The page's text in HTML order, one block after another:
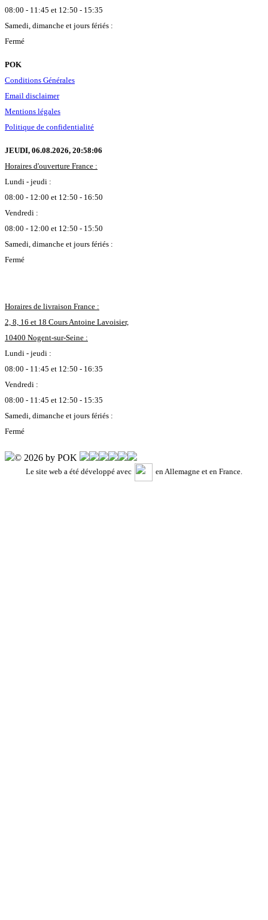
08:00 - 11:45 et 12:50 - 15:35
Samedi, dimanche et jours fériés :
Fermé
POK
Conditions Générales
Email disclaimer
Mentions légales
Politique de confidentialité
JEUDI, 06.08.2026, 20:58:07
Horaires d'ouverture France :
Lundi - jeudi :
08:00 - 12:00 et 12:50 - 16:50
Vendredi :
08:00 - 12:00 et 12:50 - 15:50
Samedi, dimanche et jours fériés :
Fermé
Horaires de livraison France :
2, 8, 16 et 18 Cours Antoine Lavoisier,
10400 Nogent-sur-Seine :
Lundi - jeudi :
08:00 - 11:45 et 12:50 - 16:35
Vendredi :
08:00 - 11:45 et 12:50 - 15:35
Samedi, dimanche et jours fériés :
Fermé
© 2026 by POK
Le site web a été développé avec en Allemagne et en France.